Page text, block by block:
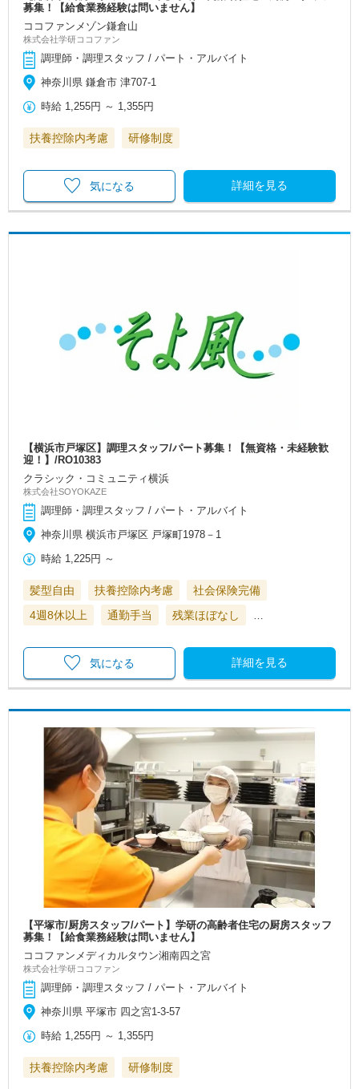
募集！【給食業務経験は問いません】
ココファンメゾン鎌倉山
株式会社学研ココファン
調理師・調理スタッフ / パート・アルバイト
神奈川県 鎌倉市 津707-1
時給 1,255円 ～ 1,355円
扶養控除内考慮 研修制度
詳細を見る
気になる
【横浜市戸塚区】調理スタッフ/パート募集！【無資格・未経験歓
迎！】/RO10383
クラシック・コミュニティ横浜
株式会社SOYOKAZE
調理師・調理スタッフ / パート・アルバイト
神奈川県 横浜市戸塚区 戸塚町1978－1
時給 1,225円 ～
髪型自由 扶養控除内考慮
社会保険完備
4週8休以上
通勤手当 残業ほぼなし
詳細を見る
気になる
【平塚市/厨房スタッフ/パート】学研の高齢者住宅の厨房スタッフ
募集！【給食業務経験は問いません】
ココファンメディカルタウン湘南四之宮
株式会社学研ココファン
調理師・調理スタッフ / パート・アルバイト
神奈川県 平塚市 四之宮1-3-57
時給 1,255円 ～ 1,355円
扶養控除内考慮 研修制度